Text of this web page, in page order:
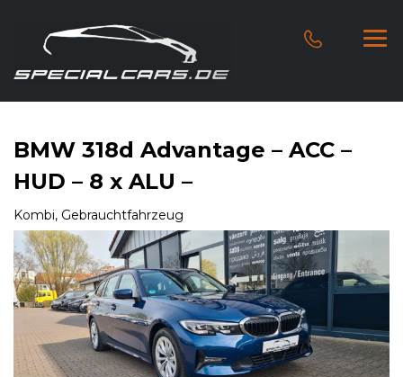
BMW 318d Advantage – ACC –
HUD – 8 x ALU –
Kombi, Gebrauchtfahrzeug